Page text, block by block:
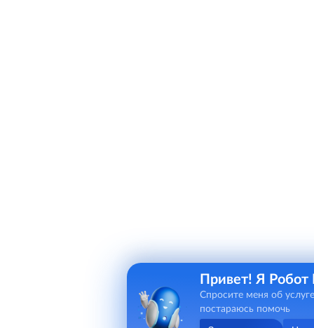
Привет! Я Робот
Спросите меня об
постараюсь помочь